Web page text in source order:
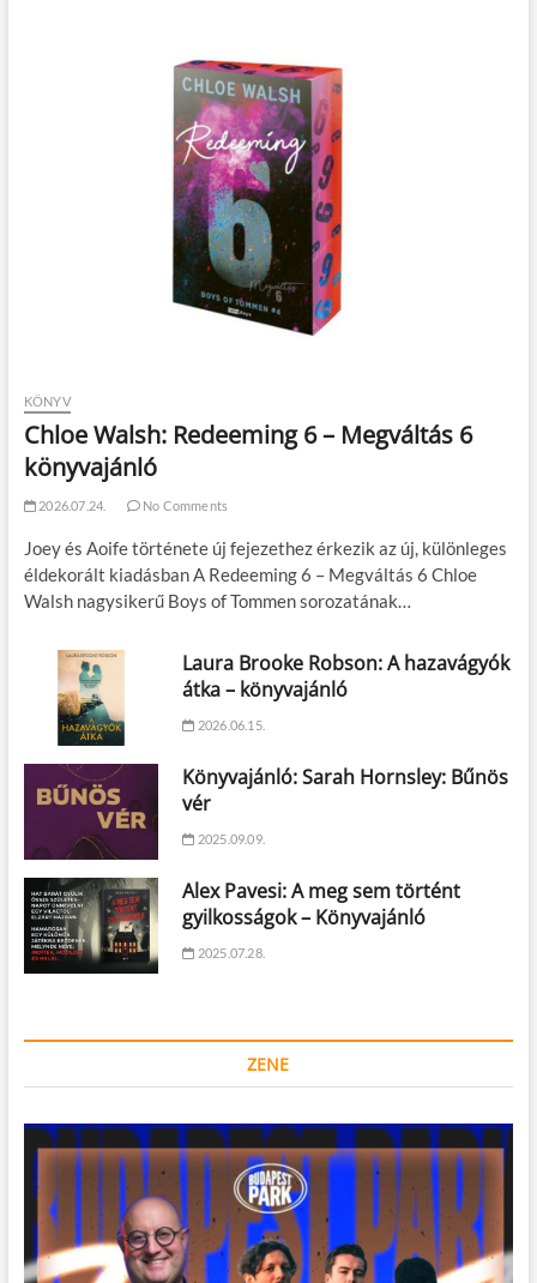
KÖNYV
Chloe Walsh: Redeeming 6 – Megváltás 6
könyvajánló
2026.07.24. No Comments
Joey és Aoife története új fejezethez érkezik az új, különleges
éldekorált kiadásban A Redeeming 6 – Megváltás 6 Chloe
Walsh nagysikerű Boys of Tommen sorozatának…
Laura Brooke Robson: A hazavágyók
átka – könyvajánló
2026.06.15.
Könyvajánló: Sarah Hornsley: Bűnös
vér
2025.09.09.
Alex Pavesi: A meg sem történt
gyilkosságok – Könyvajánló
2025.07.28.
ZENE